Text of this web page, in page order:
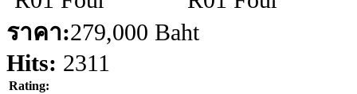
ราคา:279,000 Baht
Hits: 2311
Rating: